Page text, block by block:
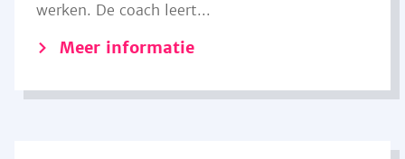
werken. De coach leert...
Meer informatie